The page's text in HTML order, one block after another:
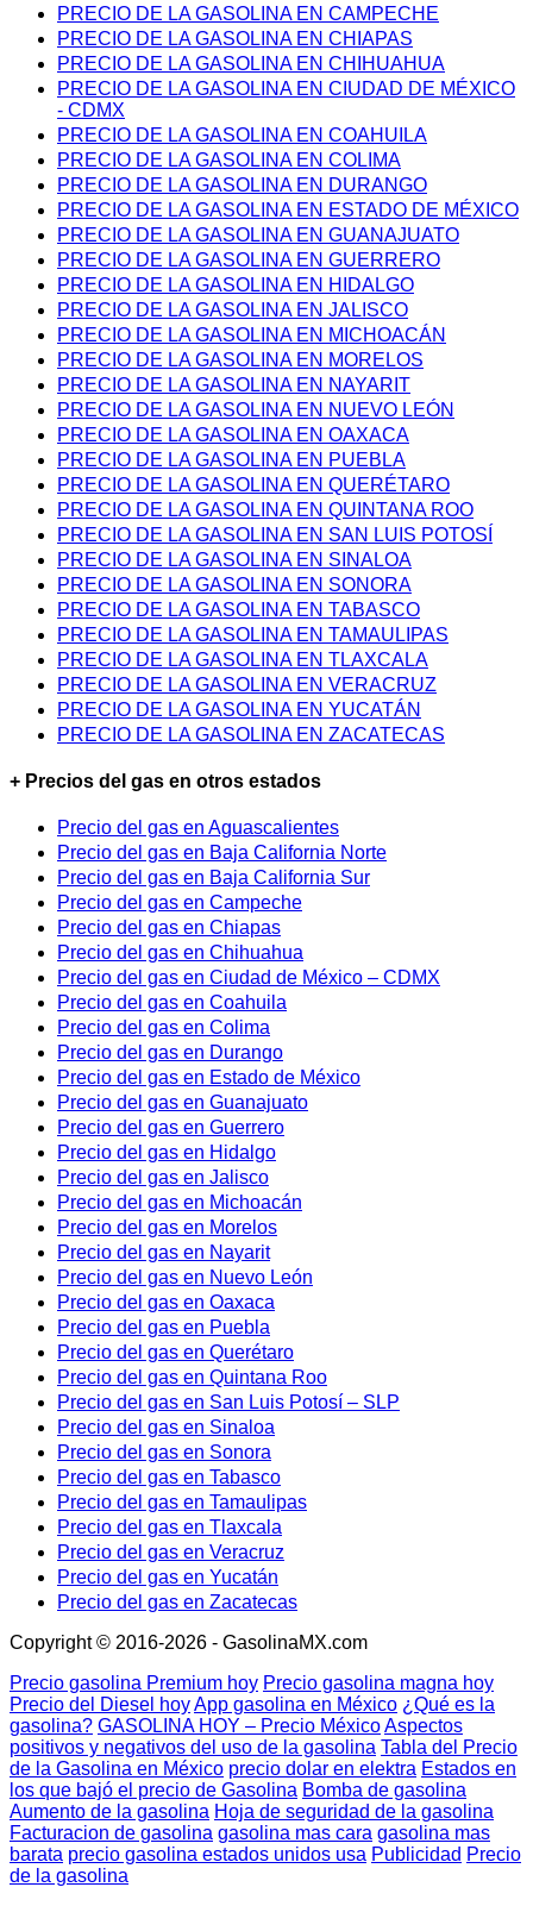
PRECIO DE LA GASOLINA EN CAMPECHE
PRECIO DE LA GASOLINA EN CHIAPAS
PRECIO DE LA GASOLINA EN CHIHUAHUA
PRECIO DE LA GASOLINA EN CIUDAD DE MÉXICO
- CDMX
PRECIO DE LA GASOLINA EN COAHUILA
PRECIO DE LA GASOLINA EN COLIMA
PRECIO DE LA GASOLINA EN DURANGO
PRECIO DE LA GASOLINA EN ESTADO DE MÉXICO
PRECIO DE LA GASOLINA EN GUANAJUATO
PRECIO DE LA GASOLINA EN GUERRERO
PRECIO DE LA GASOLINA EN HIDALGO
PRECIO DE LA GASOLINA EN JALISCO
PRECIO DE LA GASOLINA EN MICHOACÁN
PRECIO DE LA GASOLINA EN MORELOS
PRECIO DE LA GASOLINA EN NAYARIT
PRECIO DE LA GASOLINA EN NUEVO LEÓN
PRECIO DE LA GASOLINA EN OAXACA
PRECIO DE LA GASOLINA EN PUEBLA
PRECIO DE LA GASOLINA EN QUERÉTARO
PRECIO DE LA GASOLINA EN QUINTANA ROO
PRECIO DE LA GASOLINA EN SAN LUIS POTOSÍ
PRECIO DE LA GASOLINA EN SINALOA
PRECIO DE LA GASOLINA EN SONORA
PRECIO DE LA GASOLINA EN TABASCO
PRECIO DE LA GASOLINA EN TAMAULIPAS
PRECIO DE LA GASOLINA EN TLAXCALA
PRECIO DE LA GASOLINA EN VERACRUZ
PRECIO DE LA GASOLINA EN YUCATÁN
PRECIO DE LA GASOLINA EN ZACATECAS
+ Precios del gas en otros estados
Precio del gas en Aguascalientes
Precio del gas en Baja California Norte
Precio del gas en Baja California Sur
Precio del gas en Campeche
Precio del gas en Chiapas
Precio del gas en Chihuahua
Precio del gas en Ciudad de México – CDMX
Precio del gas en Coahuila
Precio del gas en Colima
Precio del gas en Durango
Precio del gas en Estado de México
Precio del gas en Guanajuato
Precio del gas en Guerrero
Precio del gas en Hidalgo
Precio del gas en Jalisco
Precio del gas en Michoacán
Precio del gas en Morelos
Precio del gas en Nayarit
Precio del gas en Nuevo León
Precio del gas en Oaxaca
Precio del gas en Puebla
Precio del gas en Querétaro
Precio del gas en Quintana Roo
Precio del gas en San Luis Potosí – SLP
Precio del gas en Sinaloa
Precio del gas en Sonora
Precio del gas en Tabasco
Precio del gas en Tamaulipas
Precio del gas en Tlaxcala
Precio del gas en Veracruz
Precio del gas en Yucatán
Precio del gas en Zacatecas
Copyright © 2016-2026 - GasolinaMX.com
Precio gasolina Premium hoy Precio gasolina magna hoy
Precio del Diesel hoyApp gasolina en México ¿Qué es la
gasolina? GASOLINA HOY – Precio MéxicoAspectos
positivos y negativos del uso de la gasolina Tabla del Precio
de la Gasolina en México precio dolar en elektra Estados en
los que bajó el precio de Gasolina Bomba de gasolina
Aumento de la gasolina Hoja de seguridad de la gasolina
Facturacion de gasolina gasolina mas cara gasolina mas
barata precio gasolina estados unidos usa Publicidad Precio
de la gasolina